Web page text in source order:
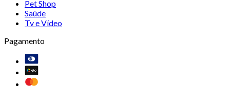
Pet Shop
Saúde
Tv e Vídeo
Pagamento